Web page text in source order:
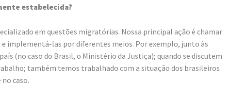
estabelecida?
em questões migratórias. Nossa principal ação é chamar
implementá-las por diferentes meios. Por exemplo, junto às
(no caso do Brasil, o Ministério da Justiça); quando se discutem
também temos trabalhado com a situação dos brasileiros
caso.